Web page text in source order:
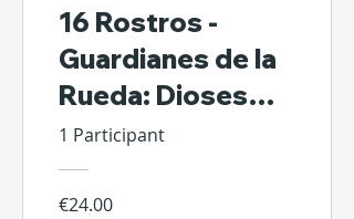
16 Rostros -
Guardianes de la
Rueda: Dioses
Escondidos de Sí
Mismos
1 Participant
€24.00